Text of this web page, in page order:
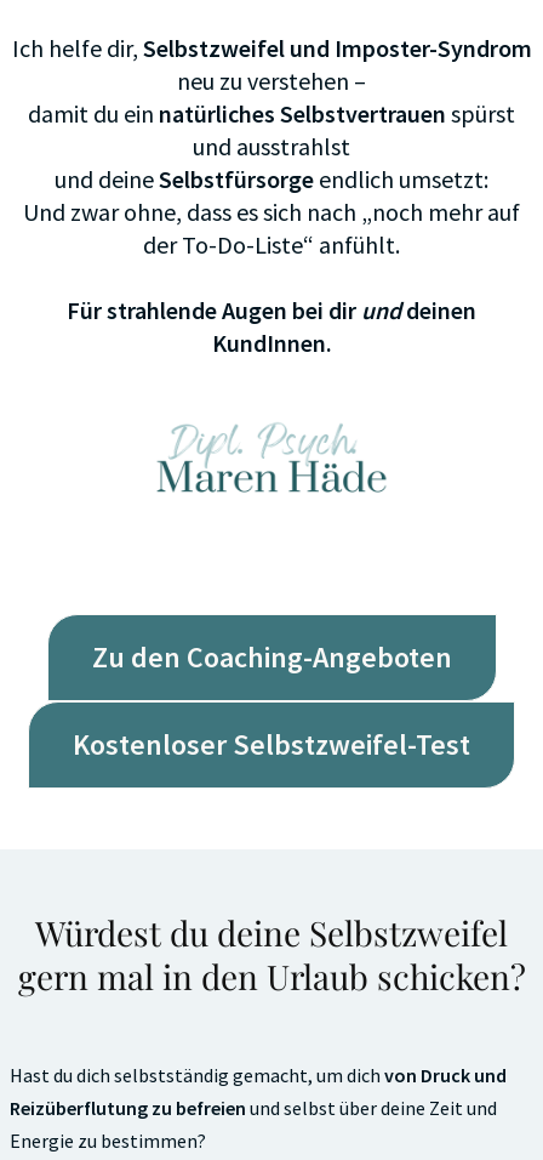
Ich helfe dir, Selbstzweifel und Imposter-Syndrom
neu zu verstehen –
damit du ein natürliches Selbstvertrauen spürst
und ausstrahlst
und deineSelbstfürsorge endlich umsetzt:
Und zwar ohne, dass es sich nach „noch mehr auf
der To-Do-Liste“ anfühlt.
Für strahlende Augen bei dir unddeinen
KundInnen.
Zu den Coaching-Angeboten
Kostenloser Selbstzweifel-Test
Würdest du deine Selbstzweifel
gern mal in den Urlaub schicken?
Hast du dich selbstständig gemacht, um dich von Druck und
Reizüberflutung zu befreien und selbst über deine Zeit und
Energie zu bestimmen?